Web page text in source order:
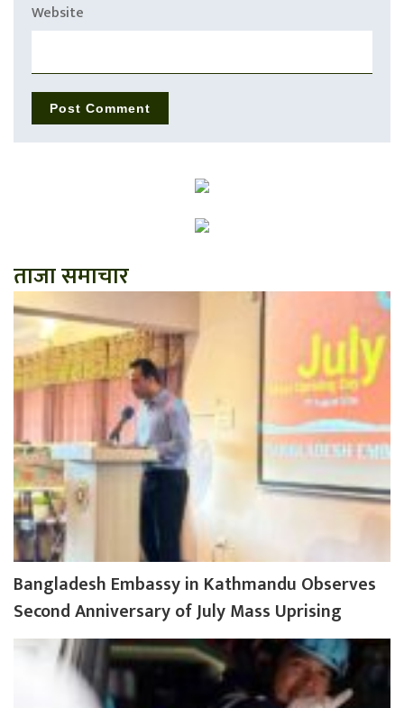
Website
ताजा समाचार
Bangladesh Embassy in Kathmandu Observes
Second Anniversary of July Mass Uprising